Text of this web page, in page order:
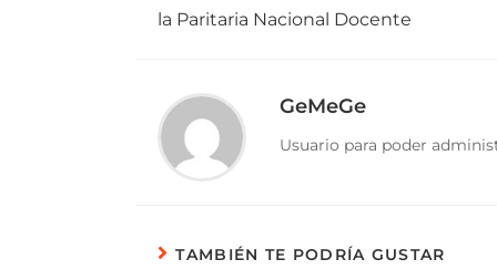
la Paritaria Nacional Docente
GeMeGe
Usuario para poder
TAMBIÉN TE PODRÍA GUSTAR